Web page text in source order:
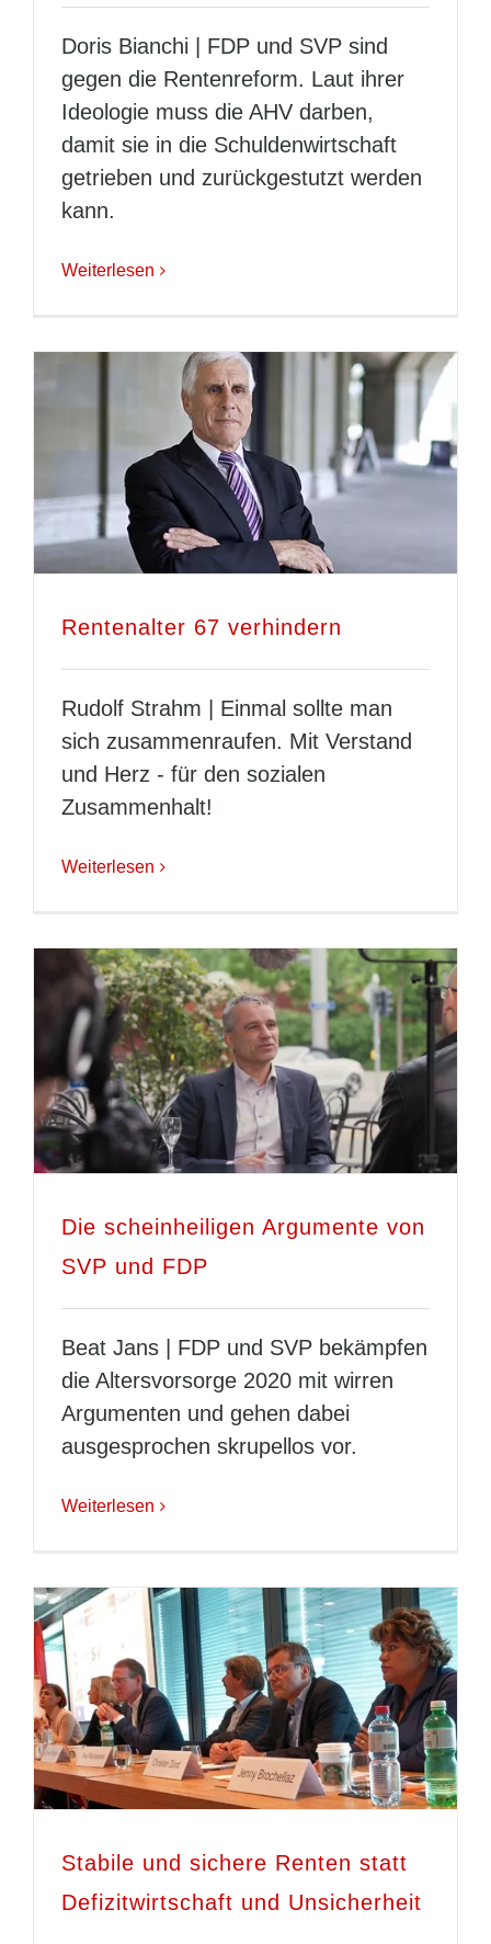
Doris Bianchi | FDP und SVP sind
gegen die Rentenreform. Laut ihrer
Ideologie muss die AHV darben,
damit sie in die Schuldenwirtschaft
getrieben und zurückgestutzt werden
kann.
Weiterlesen
Rentenalter 67 verhindern
Rudolf Strahm | Einmal sollte man
sich zusammenraufen. Mit Verstand
und Herz - für den sozialen
Zusammenhalt!
Weiterlesen
Die scheinheiligen Argumente von
SVP und FDP
Beat Jans | FDP und SVP bekämpfen
die Altersvorsorge 2020 mit wirren
Argumenten und gehen dabei
ausgesprochen skrupellos vor.
Weiterlesen
Stabile und sichere Renten statt
Defizitwirtschaft und Unsicherheit